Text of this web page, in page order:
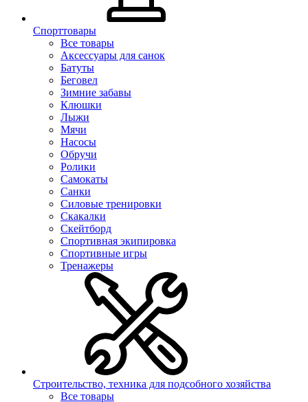
Спорттовары
Все товары
Аксессуары для санок
Батуты
Беговел
Зимние забавы
Клюшки
Лыжи
Мячи
Насосы
Обручи
Ролики
Самокаты
Санки
Силовые тренировки
Скакалки
Скейтборд
Спортивная экипировка
Спортивные игры
Тренажеры
Строительство, техника для подсобного хозяйства
Все товары